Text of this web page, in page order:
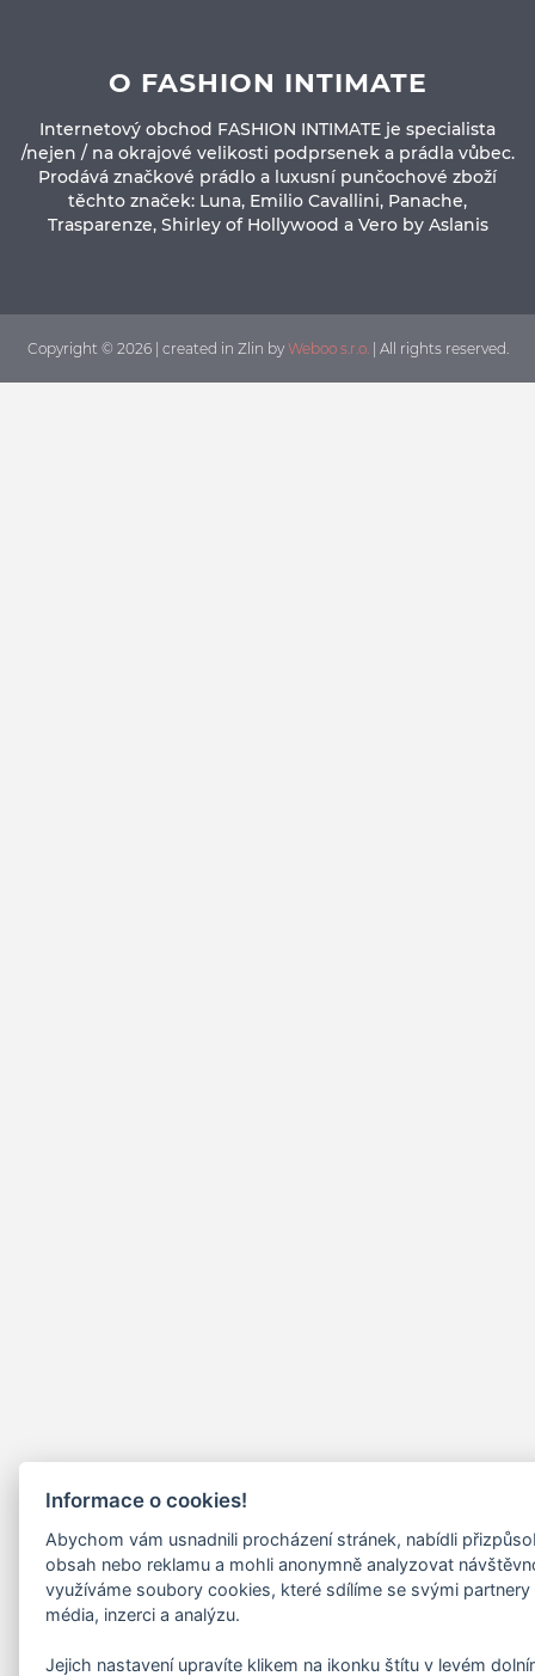
O FASHION INTIMATE
Internetový obchod FASHION INTIMATE je specialista
/nejen / na okrajové velikosti podprsenek a prádla vůbec.
Prodává značkové prádlo a luxusní punčochové zboží
těchto značek: Luna, Emilio Cavallini, Panache,
Trasparenze, Shirley of Hollywood a Vero by Aslanis
Copyright © 2026 | created in Zlin by Weboo s.r.o. | All rights reserved.
Informace o cookies!
Abychom vám usnadnili procházení stránek, nabídli
obsah nebo reklamu a mohli anonymně analyzovat
využíváme soubory cookies, které sdílíme se svými
média, inzerci a analýzu.
Jejich nastavení upravíte klikem na ikonku štítu v levém